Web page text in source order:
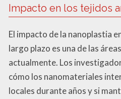
Impacto en los tejidos
El impacto de la nanoplastia
largo plazo es una de las
actualmente. Los
cómo los nanomateriales
locales durante años y si